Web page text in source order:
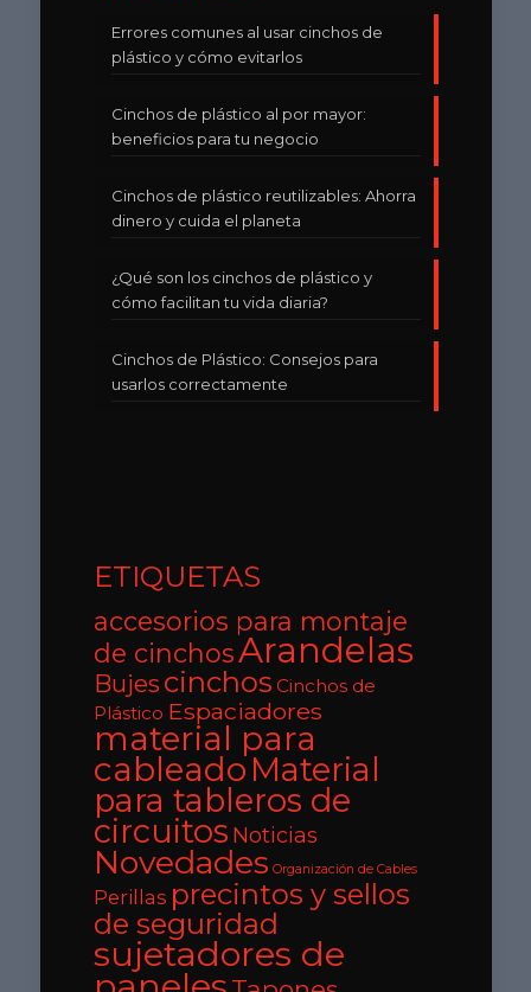
Errores comunes al usar cinchos de
plástico y cómo evitarlos
Cinchos de plástico al por mayor:
beneficios para tu negocio
Cinchos de plástico reutilizables: Ahorra
dinero y cuida el planeta
¿Qué son los cinchos de plástico y
cómo facilitan tu vida diaria?
Cinchos de Plástico: Consejos para
usarlos correctamente
ETIQUETAS
accesorios para montaje
de cinchosArandelas
Bujes cinchos Cinchos de
Plástico Espaciadores
material para
cableadoMaterial
para tableros de
circuitos Noticias
Novedades Organización de Cables
Perillas precintos y sellos
de seguridad
sujetadores de